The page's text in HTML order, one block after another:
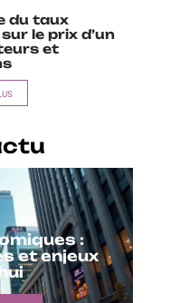
du taux
le prix d’un
et
:
et enjeux